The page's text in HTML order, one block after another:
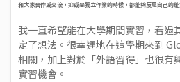
和大家合作或交流，抑或是獨立作業的時候，都能夠反思自己的能
我一直希望能在大學期間實習，看過
定了想法。很幸運地在這學期來到
相關，加上對於「外語習得」也很有
實習機會。